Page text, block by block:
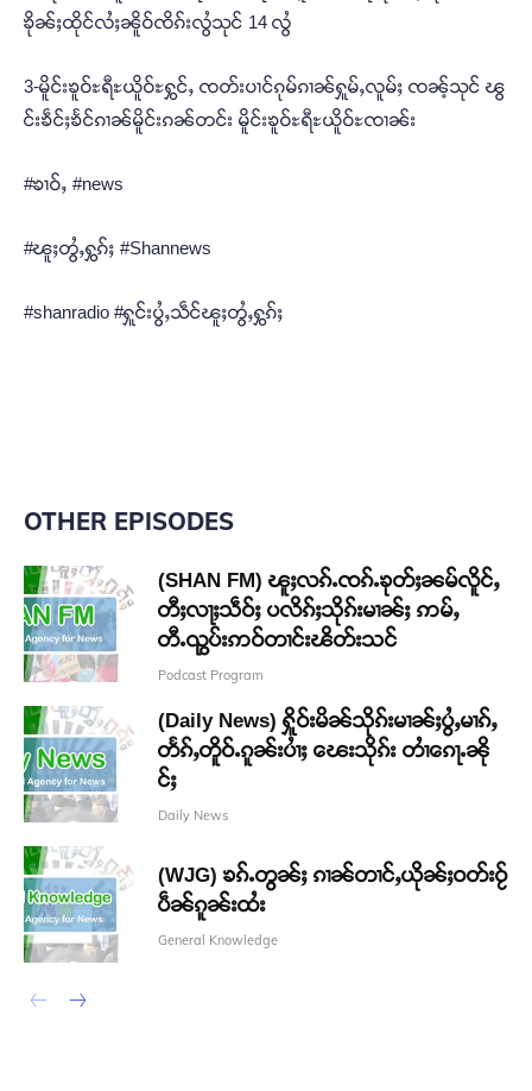
ၶိုၼ်ႈထိုင်လႆႈၼိူဝ်ၸိၵ်းလွႆသုင် 14 လွႆ
3-မိူင်းၶူဝ်ႊရီႊယိူဝ်ႊႁွင်ႇ ၸတ်းပၢင်ၵုမ်ၵၢၼ်ႁူမ်ႇလူမ်ႈ ၸၼ့်သုင် ၽွ
င်းၶဵင်ႈၶႅင်ၵၢၼ်မိူင်းၵၼ်တင်း မိူင်းၶူဝ်ႊရီႊယိူဝ်ႊၸၢၼ်း
#ၶၢဝ်ႇ #news
#ၽူႈတွႆႇႁွၵ်ႈ #Shannews
#shanradio #ႁူင်းပွႆႇသဵင်ၽူႈတွႆႇႁွၵ်ႈ
OTHER EPISODES
(SHAN FM) ၽူႈလၵ်ႉၸၵ်ႉၶုတ်ႈၼမ်လိူင်ႇ
တီႈလႃႈသဵဝ်ႈ ပလိၵ်ႈသိုၵ်းမၢၼ်ႈ ဢမ်ႇ
တီႉၺွပ်းဢဝ်တၢင်းၽိတ်းသင်
Podcast Program
(Daily News) ႁိူဝ်းမိၼ်သိုၵ်းမၢၼ်ႈပွႆႇမၢၵ်ႇ
တႅၵ်ႇတိူဝ်ႉၵူၼ်းပၢႆႈ ၽေးသိုၵ်း တၢႆၵေႃႉၼို
င်ႈ
Daily News
(WJG) ၶၵ်ႉတွၼ်ႈ ၵၢၼ်တၢင်ႇယိုၼ်ႈဝတ်းဝႂ်
ပဵၼ်ၵူၼ်းထႆး
General Knowledge